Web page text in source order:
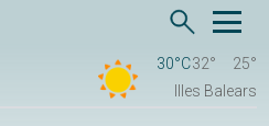
30°C32°
25°
Illes Balears